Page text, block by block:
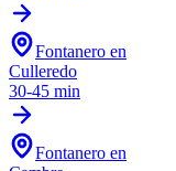
Fontanero en
Culleredo
30-45 min
Fontanero en